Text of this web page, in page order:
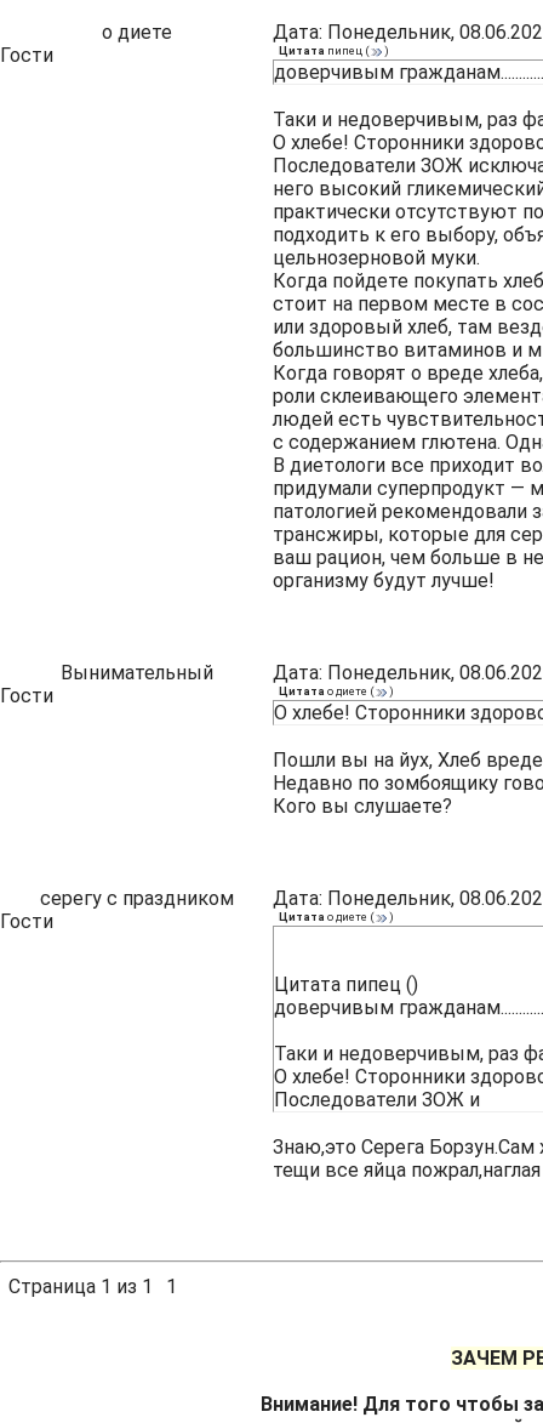
о диете
Дата: Понедельник,
Гости
Цитата пипец ( )
доверчивым
Таки и недоверчивым, раз
О хлебе! Сторонники
Последователи ЗОЖ
него высокий
практически отсутствуют
подходить к его выбору,
цельнозерновой муки.
Когда пойдете покупать
стоит на первом месте в
или здоровый хлеб, там
большинство витаминов и
Когда говорят о вреде
роли склеивающего
людей есть
с содержанием глютена.
В диетологи все приходит
придумали суперпродукт —
патологией рекомендовали
трансжиры, которые для
ваш рацион, чем больше в
организму будут лучше!
Вынимательный
Дата: Понедельник,
Гости
Цитата о диете ( )
О хлебе! Сторонники
Пошли вы на йух, Хлеб
Недавно по зомбоящику
Кого вы слушаете?
серегу с праздником
Дата: Понедельник,
Гости
Цитата о диете ( )
Цитата пипец ()
доверчивым
Таки и недоверчивым, раз
О хлебе! Сторонники
Последователи ЗОЖ и
Знаю,это Серега Борзун.Сам
тещи все яйца пожрал,наглая
Страница 1 из 1 1
ЗАЧЕМ
Внимание! Для того чтобы